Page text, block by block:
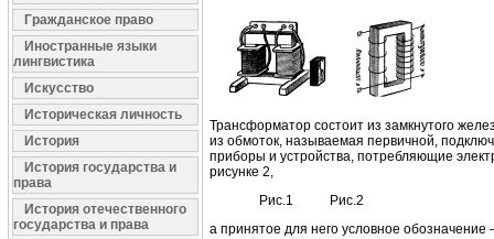
Гражданское право
Иностранные языки
лингвистика
Искусство
Историческая личность
История
История государства и
права
История отечественного
государства и права
Трансформатор состоит из замкнутого
из обмоток, называемая первичной,
приборы и устройства, потребляющие
рисунке 2,
Рис.1 Рис.2
а принятое для него условное обозначение